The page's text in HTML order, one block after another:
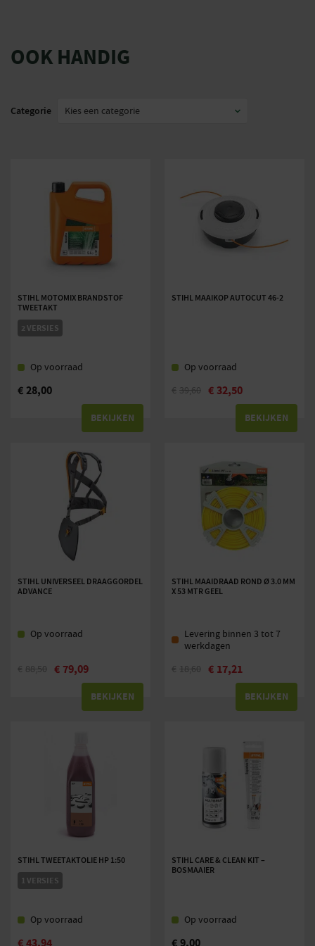
OOK HANDIG
Categorie
STIHL MOTOMIX BRANDSTOF
TWEETAKT
2 VERSIES
Op voorraad
€28,00
BEKIJKEN
STIHL MAAIKOP AUTOCUT 46-2
Op voorraad
€ 39,60 €32,50
BEKIJKEN
STIHL UNIVERSEEL DRAAGGORDEL
ADVANCE
Op voorraad
€ 88,50 € 79,09
BEKIJKEN
STIHL MAAIDRAAD ROND Ø 3.0 MM
X 53 MTR GEEL
Levering binnen 3 tot 7
werkdagen
€ 18,60 € 17,21
BEKIJKEN
STIHL TWEETAKTOLIE HP 1:50
1 VERSIES
Op voorraad
€43,94
STIHL CARE & CLEAN KIT –
BOSMAAIER
Op voorraad
€9,00